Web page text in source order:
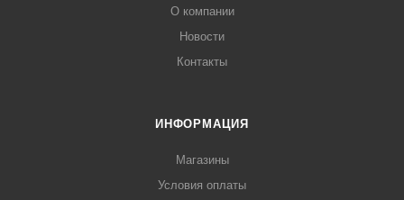
О компании
Новости
Контакты
ИНФОРМАЦИЯ
Магазины
Условия оплаты